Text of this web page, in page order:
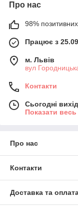
Про нас
98% позитивних
Працює з
м. Львів
вул
Контакти
Сьогодні
Показати
Про нас
Контакти
Доставка та